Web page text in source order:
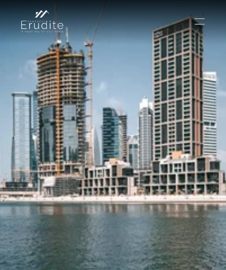
КОМАНДА
КОНТАКТ
Покупать
Аренда
Продавать
Краткосрочная аренда
Частный листинг
oв плана
Select Language